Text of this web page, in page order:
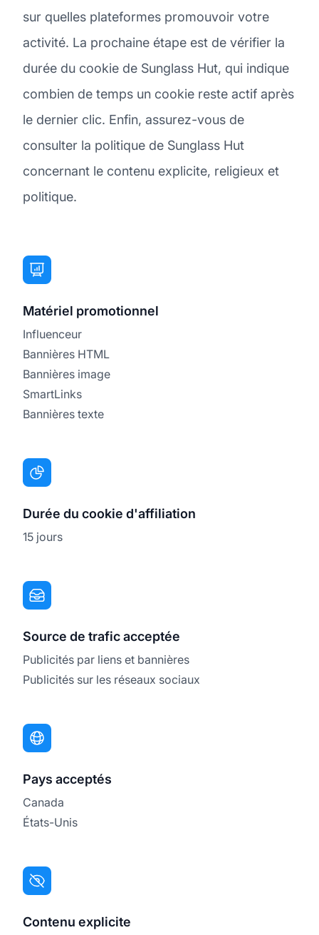
sur quelles plateformes promouvoir votre
activité. La prochaine étape est de vérifier la
durée du cookie de Sunglass Hut, qui indique
combien de temps un cookie reste actif après
le dernier clic. Enfin, assurez-vous de
consulter la politique de Sunglass Hut
concernant le contenu explicite, religieux et
politique.
Matériel promotionnel
Influenceur
Bannières HTML
Bannières image
SmartLinks
Bannières texte
Durée du cookie d'affiliation
15 jours
Source de trafic acceptée
Publicités par liens et bannières
Publicités sur les réseaux sociaux
Pays acceptés
Canada
États-Unis
Contenu explicite